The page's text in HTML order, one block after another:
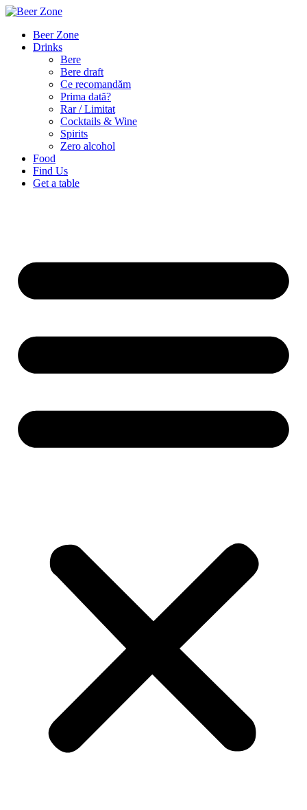
Beer Zone
Drinks
Bere
Bere draft
Ce recomandăm
Prima dată?
Rar / Limitat
Cocktails & Wine
Spirits
Zero alcohol
Food
Find Us
Get a table